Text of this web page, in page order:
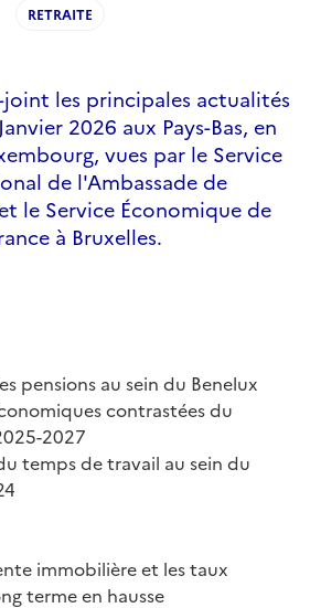
RETRAITE
les principales actualités
2026 aux Pays-Bas, en
vues par le Service
de l'Ambassade de
le Service Économique de
à Bruxelles.
pensions au sein du Benelux
contrastées du
2027
temps de travail au sein du
immobilière et les taux
terme en hausse